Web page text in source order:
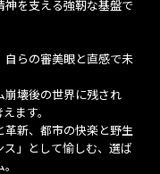
を支える強靭な基盤で
自らの審美眼と直感で未
崩壊後の世界に残され
ます。
新、都市の快楽と野生
ス」として愉しむ、選ば